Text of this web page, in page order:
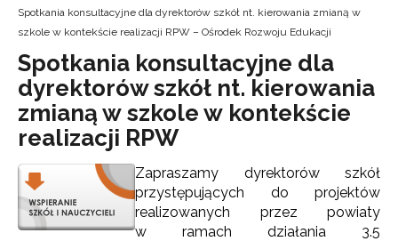
Spotkania konsultacyjne dla dyrektorów szkół nt. kierowania zmianą w
szkole w kontekście realizacji RPW – Ośrodek Rozwoju Edukacji
Spotkania konsultacyjne dla
dyrektorów szkół nt. kierowania
zmianą w szkole w kontekście
realizacji RPW
Zapraszamy dyrektorów szkół
przystępujących do projektów
realizowanych przez powiaty
w ramach działania 3.5